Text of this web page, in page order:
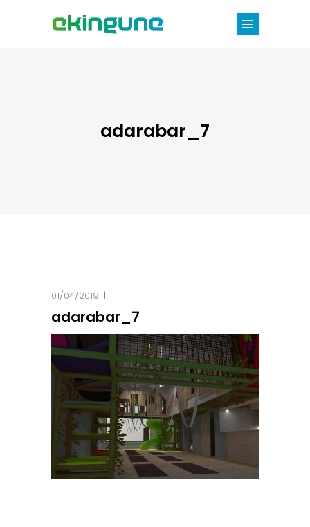
adarabar_7
01/04/2019
adarabar_7